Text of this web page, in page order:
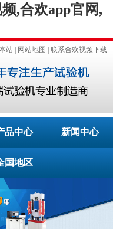
,合欢app官网,
站 网站地图 联系合欢视频下载
品中心 新闻中心
国地区